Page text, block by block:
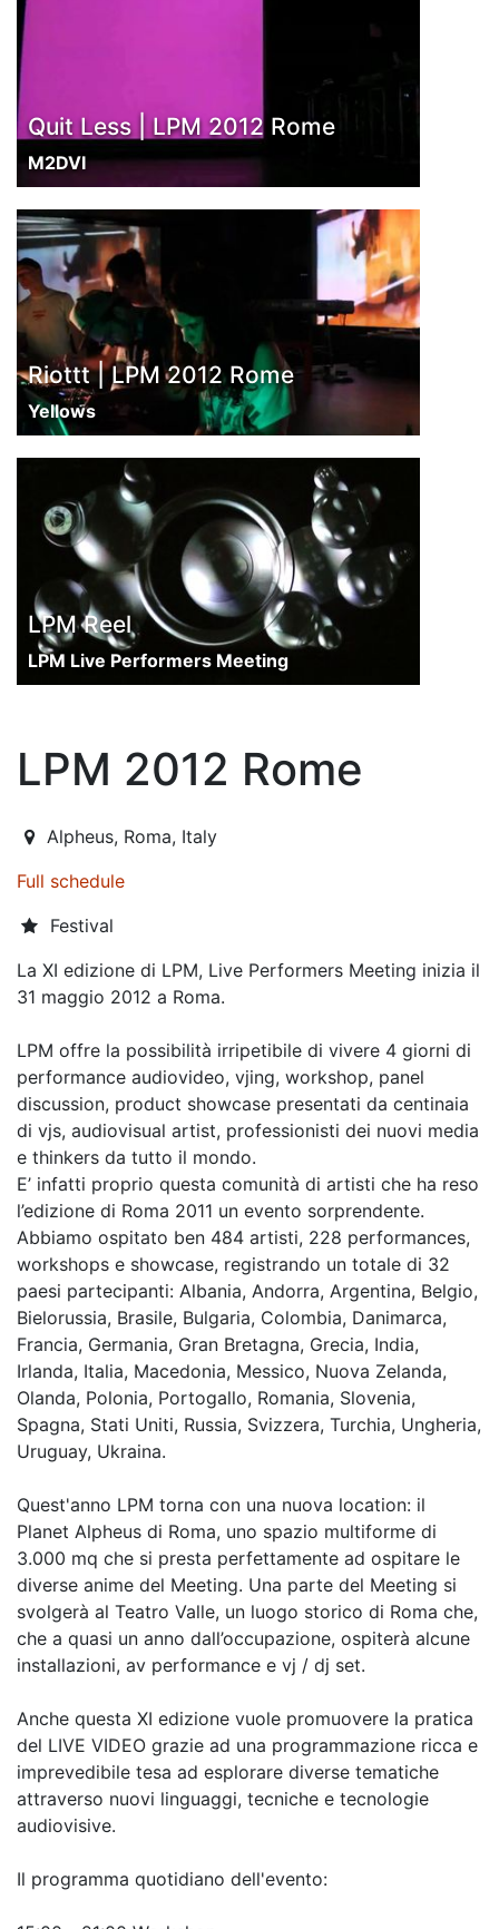
Quit Less | LPM 2012 Rome
M2DVI
Riottt | LPM 2012 Rome
Yellows
LPM Reel
LPM Live Performers Meeting
LPM 2012 Rome
2012-05-31T13:00:00.000Z
Alpheus, Roma, Italy
Full schedule
Festival
La XI edizione di LPM, Live Performers Meeting inizia il
31 maggio 2012 a Roma.
LPM offre la possibilità irripetibile di vivere 4 giorni di
performance audiovideo, vjing, workshop, panel
discussion, product showcase presentati da centinaia
di vjs, audiovisual artist, professionisti dei nuovi media
e thinkers da tutto il mondo.
E’ infatti proprio questa comunità di artisti che ha reso
l’edizione di Roma 2011 un evento sorprendente.
Abbiamo ospitato ben 484 artisti, 228 performances,
workshops e showcase, registrando un totale di 32
paesi partecipanti: Albania, Andorra, Argentina, Belgio,
Bielorussia, Brasile, Bulgaria, Colombia, Danimarca,
Francia, Germania, Gran Bretagna, Grecia, India,
Irlanda, Italia, Macedonia, Messico, Nuova Zelanda,
Olanda, Polonia, Portogallo, Romania, Slovenia,
Spagna, Stati Uniti, Russia, Svizzera, Turchia, Ungheria,
Uruguay, Ukraina.
Quest'anno LPM torna con una nuova location: il
Planet Alpheus di Roma, uno spazio multiforme di
3.000 mq che si presta perfettamente ad ospitare le
diverse anime del Meeting. Una parte del Meeting si
svolgerà al Teatro Valle, un luogo storico di Roma che,
che a quasi un anno dall’occupazione, ospiterà alcune
installazioni, av performance e vj / dj set.
Anche questa XI edizione vuole promuovere la pratica
del LIVE VIDEO grazie ad una programmazione ricca e
imprevedibile tesa ad esplorare diverse tematiche
attraverso nuovi linguaggi, tecniche e tecnologie
audiovisive.
Il programma quotidiano dell'evento: